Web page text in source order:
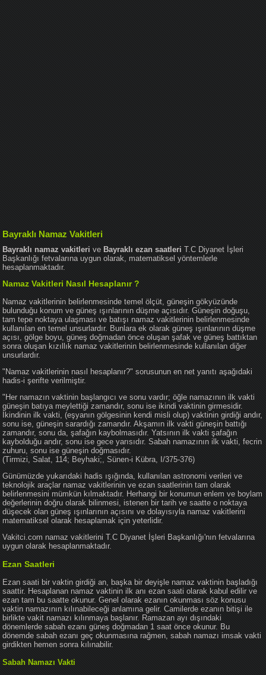
Bayraklı Namaz Vakitleri
Bayraklı namaz vakitleri ve Bayraklı ezan saatleri T.C Diyanet İşleri
Başkanlığı fetvalarına uygun olarak, matematiksel yöntemlerle
hesaplanmaktadır.
Namaz Vakitleri Nasıl Hesaplanır ?
Namaz vakitlerinin belirlenmesinde temel ölçüt, güneşin gökyüzünde
bulunduğu konum ve güneş ışınlarının düşme açısıdır. Güneşin doğuşu,
tam tepe noktaya ulaşması ve batışı namaz vakitlerinin belirlenmesinde
kullanılan en temel unsurlardır. Bunlara ek olarak güneş ışınlarının düşme
açısı, gölge boyu, güneş doğmadan önce oluşan şafak ve güneş battıktan
sonra oluşan kızıllık namaz vakitlerinin belirlenmesinde kullanılan diğer
unsurlardır.
"Namaz vakitlerinin nasıl hesaplanır?" sorusunun en net yanıtı aşağıdaki
hadis-i şerifte verilmiştir.
"Her namazın vaktinin başlangıcı ve sonu vardır; öğle namazının ilk vakti
güneşin batıya meylettiği zamandır, sonu ise ikindi vaktinin girmesidir.
İkindinin ilk vakti, (eşyanın gölgesinin kendi misli olup) vaktinin girdiği andır,
sonu ise, güneşin sarardığı zamandır. Akşamın ilk vakti güneşin battığı
zamandır, sonu da, şafağın kaybolmasıdır. Yatsının ilk vakti şafağın
kaybolduğu andır, sonu ise gece yarısıdır. Sabah namazının ilk vakti, fecrin
zuhuru, sonu ise güneşin doğmasıdır.
(Tirmizi, Salat, 114; Beyhaki;, Sünen-i Kübra, I/375-376)
Günümüzde yukarıdaki hadis ışığında, kullanılan astronomi verileri ve
teknolojik araçlar namaz vakitlerinin ve ezan saatlerinin tam olarak
belirlenmesini mümkün kılmaktadır. Herhangi bir konumun enlem ve boylam
değerlerinin doğru olarak bilinmesi, istenen bir tarih ve saatte o noktaya
düşecek olan güneş ışınlarının açısını ve dolayısıyla namaz vakitlerini
matematiksel olarak hesaplamak için yeterlidir.
Vakitci.com namaz vakitlerini T.C Diyanet İşleri Başkanlığı'nın fetvalarına
uygun olarak hesaplanmaktadır.
Ezan Saatleri
Ezan saati bir vaktin girdiği an, başka bir deyişle namaz vaktinin başladığı
saattir. Hesaplanan namaz vaktinin ilk anı ezan saati olarak kabul edilir ve
ezan tam bu saatte okunur. Genel olarak ezanın okunması söz konusu
vaktin namazının kılınabileceği anlamına gelir. Camilerde ezanın bitişi ile
birlikte vakit namazı kılınmaya başlanır. Ramazan ayı dışındaki
dönemlerde sabah ezanı güneş doğmadan 1 saat önce okunur. Bu
dönemde sabah ezanı geç okunmasına rağmen, sabah namazı imsak vakti
girdikten hemen sonra kılınabilir.
Sabah Namazı Vakti